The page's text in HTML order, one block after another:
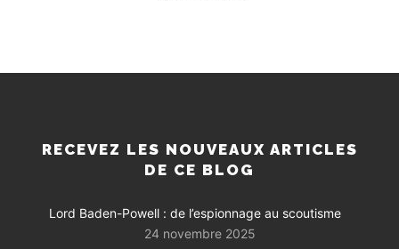
RECEVEZ LES NOUVEAUX ARTICLES
DE CE BLOG
Lord Baden-Powell : de l’espionnage au scoutisme
24 novembre 2025